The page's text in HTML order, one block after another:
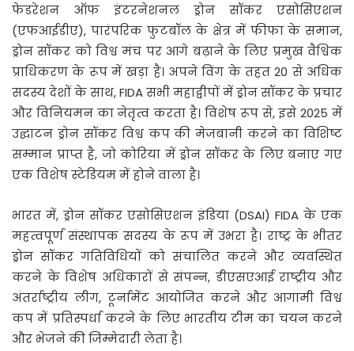
फेडरेशन ऑफ इंटरनेशनल ड्रोन सॉकर एसोसिएशन
(एफआईडीए), पारंपरिक फुटबॉल के क्षेत्र में फीफा के समान,
ड्रोन सॉकर को विश्व मंच पर आगे बढ़ाने के लिए प्रमुख वैश्विक
प्राधिकरण के रूप में खड़ा है। अपने विंग के तहत 20 से अधिक
सदस्य देशों के साथ, FIDA सभी महाद्वीपों में ड्रोन सॉकर के प्रचार
और विनियमन का नेतृत्व करता है। विशेष रूप से, इसे 2025 में
उद्घाटन ड्रोन सॉकर विश्व कप की मेजबानी करने का विशिष्ट
सम्मान प्राप्त है, जो कोरिया में ड्रोन सॉकर के लिए बनाए गए
एक विशेष स्टेडियम में होने वाला है।
भारत में, ड्रोन सॉकर एसोसिएशन इंडिया (DSAI) FIDA के एक
महत्वपूर्ण संस्थापक सदस्य के रूप में उभरा है। राष्ट्र के भीतर
ड्रोन सॉकर गतिविधियों को संचालित करने और व्यवस्थित
करने के विशेष अधिकारों से संपन्न, डीएसएआई राष्ट्रीय और
अंतर्राष्ट्रीय लीग, टूर्नामेंट आयोजित करने और आगामी विश्व
कप में प्रतिस्पर्धा करने के लिए भारतीय टीम का चयन करने
और भेजने की जिम्मेदारी लेता है।